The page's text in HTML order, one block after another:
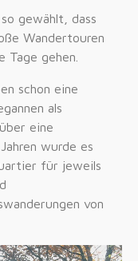
gewählt, dass
Wandertouren
Tage gehen.
schon eine
als
eine
wurde es
für jeweils
von